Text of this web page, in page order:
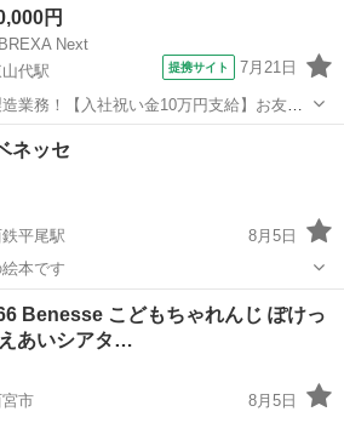
円
Next
代駅
提携サイト 7月21日
業務！【入社祝い金10万円支給】お友達
休日129日＆休出なしでプライベート充
快適作業◎自社正社員登用制度あり★1食
佐...
代駅
ネッセ
平尾駅
8月5日
本です
ベネッセ
Benesse こどもちゃれんじ ぽけっ
あいシアタ…
市
8月5日